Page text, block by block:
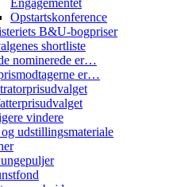
Engagementet
Opstartskonference
B&U-bogpriser
shortliste
nominerede er…
er…
vindere
udstillingsmateriale